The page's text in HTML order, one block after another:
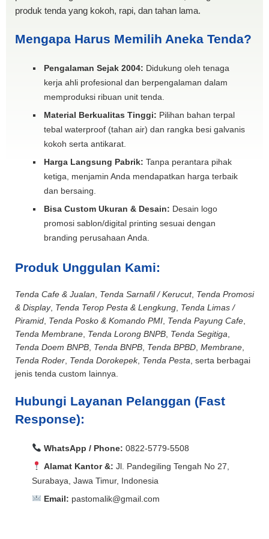
produk tenda yang kokoh, rapi, dan tahan lama.
Mengapa Harus Memilih Aneka Tenda?
Pengalaman Sejak 2004: Didukung oleh tenaga
kerja ahli profesional dan berpengalaman dalam
memproduksi ribuan unit tenda.
Material Berkualitas Tinggi: Pilihan bahan terpal
tebal waterproof (tahan air) dan rangka besi galvanis
kokoh serta antikarat.
Harga Langsung Pabrik: Tanpa perantara pihak
ketiga, menjamin Anda mendapatkan harga terbaik
dan bersaing.
Bisa Custom Ukuran & Desain: Desain logo
promosi sablon/digital printing sesuai dengan
branding perusahaan Anda.
Produk Unggulan Kami:
Tenda Cafe & Jualan Tenda Sarnafil / Kerucut, Tenda Promosi
& Display, Tenda Terop Pesta & Lengkung Tenda Limas /
Piramid Tenda Posko & Komando PMI Tenda Payung Cafe
Tenda Membrane Tenda Lorong BNPB Tenda Segitiga
Tenda Doem BNPB Tenda BNPB Tenda BPBD Membrane
Tenda Roder Tenda Dorokepek, Tenda Pesta , serta berbagai
jenis tenda custom lainnya.
Hubungi Layanan Pelanggan (Fast
Response):
WhatsApp / Phone: 0822-5779-5508
Alamat Kantor &: Jl. Pandegiling Tengah No 27,
Surabaya, Jawa Timur, Indonesia
Email: pastomalik@gmail.com